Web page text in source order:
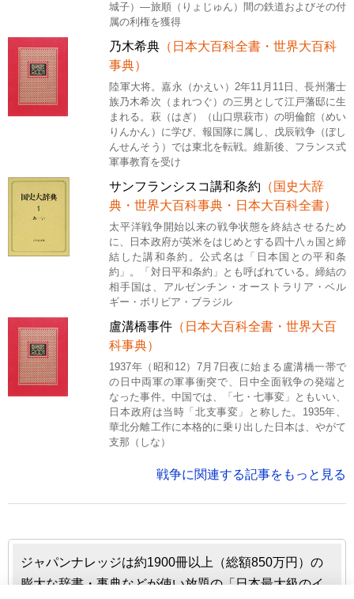
城子）―旅順（りょじゅん）間の鉄道およびその付
属の利権を獲得
乃木希典 （日本大百科全書・世界大百科
事典）
陸軍大将。嘉永（かえい）2年11月11日、長州藩士
族乃木希次（まれつぐ）の三男として江戸藩邸に生
まれる。萩（はぎ）（山口県萩市）の明倫館（めい
りんかん）に学び、報国隊に属し、戊辰戦争（ぼし
んせんそう）では東北を転戦。維新後、フランス式
軍事教育を受け
サンフランシスコ講和条約 （国史大辞
典・世界大百科事典・日本大百科全書）
太平洋戦争開始以来の戦争状態を終結させるため
に、日本政府が英米をはじめとする四十八ヵ国と締
結した講和条約。公式名は「日本国との平和条
約」。「対日平和条約」とも呼ばれている。締結の
相手国は、アルゼンチン・オーストラリア・ベル
ギー・ボリビア・ブラジル
盧溝橋事件 （日本大百科全書・世界大百
科事典）
1937年（昭和12）7月7日夜に始まる盧溝橋一帯で
の日中両軍の軍事衝突で、日中全面戦争の発端と
なった事件。中国では、「七・七事変」ともいい、
日本政府は当時「北支事変」と称した。1935年、
華北分離工作に本格的に乗り出した日本は、やがて
支那（しな）
戦争に関連する記事をもっと見る
ジャパンナレッジは約1900冊以上（総額850万円）の
膨大な辞書・事典などが使い放題の「日本最大級のイ